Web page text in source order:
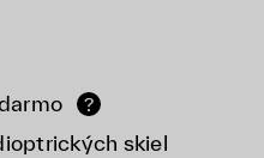
?
skiel